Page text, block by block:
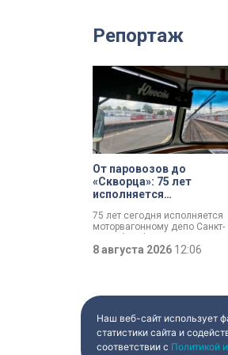
Репортаж
От паровозов до
«Скворца»: 75 лет
исполняется
Санкт-Петербург-
Финляндский
75 лет сегодня исполняется
моторвагонному депо Санкт-
Петербург-Финляндский.
Появление этого объекта для
железной дороги стало
выполняли 13 пар рейсов,
предприятия — современные
вагоны и ретро-составы.
8 августа 2026 12:06
Наш веб-сайт использует
статистики сайта и
соответствии с Политикой